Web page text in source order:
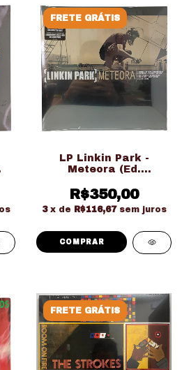
FRETE GRÁTIS
LP Linkin Park -
Meteora (Ed.
LACRADO!!!)
R$350,00
3 x de R$116,67 sem juros
FRETE GRÁTIS